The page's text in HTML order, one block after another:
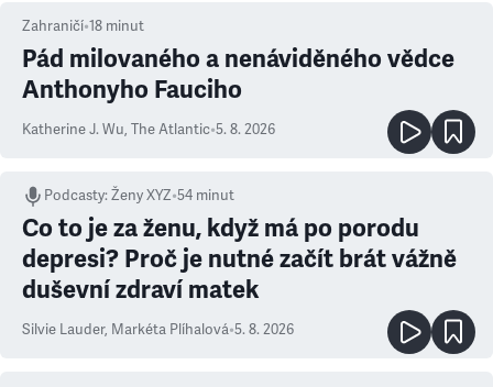
Zahraničí•18 minut
Pád milovaného a nenáviděného vědce
Anthonyho Fauciho
Katherine J. Wu, The Atlantic•5. 8. 2026
Podcasty:Ženy XYZ•54 minut
Co to je za ženu, když má po porodu
depresi? Proč je nutné začít brát vážně
duševní zdraví matek
Silvie Lauder, Markéta Plíhalová•5. 8. 2026